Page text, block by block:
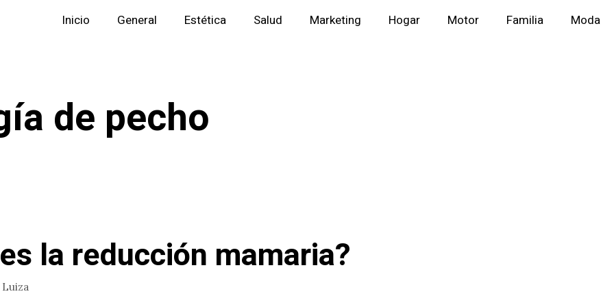
Inicio General Estética Salud Marketing Hogar Motor Familia Moda
de pecho
la reducción mamaria?
Luiza